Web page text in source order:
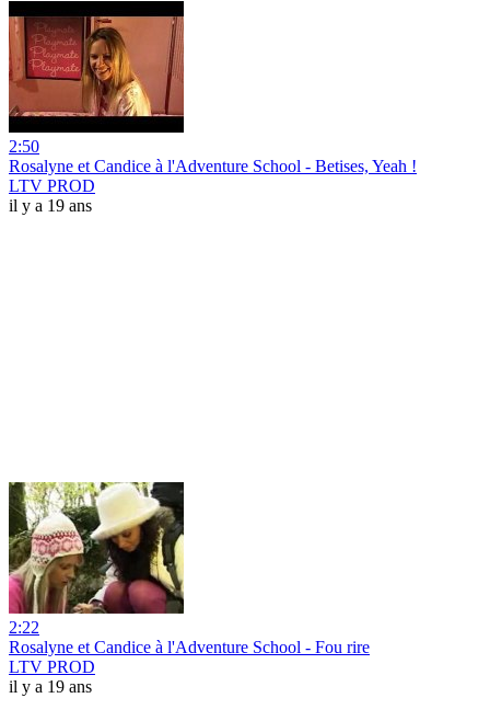
2:50
Rosalyne et Candice à l'Adventure School - Betises, Yeah !
LTV PROD
il y a 19 ans
2:22
Rosalyne et Candice à l'Adventure School - Fou rire
LTV PROD
il y a 19 ans